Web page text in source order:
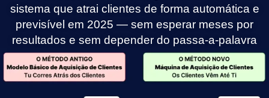
sistema que atrai clientes de forma automática e
previsível em 2025 — sem esperar meses por
resultados e sem depender do passa-a-palavra